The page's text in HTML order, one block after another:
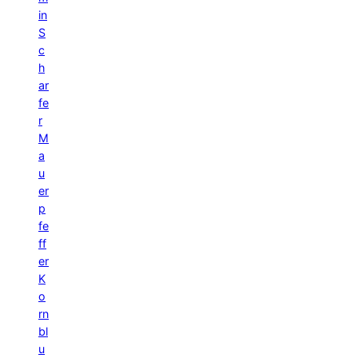
in
S
c
h
ar
fe
r
M
a
u
er
p
fe
ff
er
K
o
rn
bl
u